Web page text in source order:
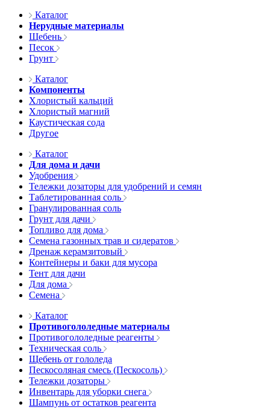
Каталог
Нерудные материалы
Щебень
Песок
Грунт
Каталог
Компоненты
Хлористый кальций
Хлористый магний
Каустическая сода
Другое
Каталог
Для дома и дачи
Удобрения
Тележки дозаторы для удобрений и семян
Таблетированная соль
Гранулированная соль
Грунт для дачи
Топливо для дома
Семена газонных трав и сидератов
Дренаж керамзитовый
Контейнеры и баки для мусора
Тент для дачи
Для дома
Семена
Каталог
Противогололедные материалы
Противогололедные реагенты
Техническая соль
Щебень от гололеда
Пескосоляная смесь (Пескосоль)
Тележки дозаторы
Инвентарь для уборки снега
Шампунь от остатков реагента